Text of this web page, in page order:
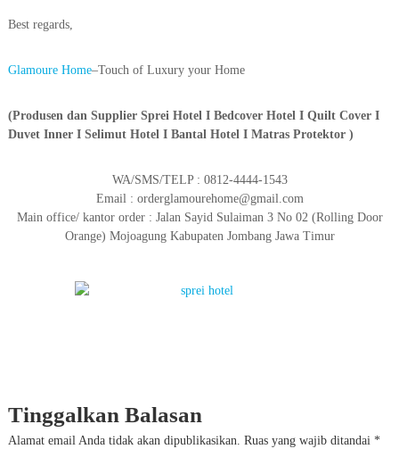
Best regards,
Glamoure Home–Touch of Luxury your Home
(Produsen dan Supplier Sprei Hotel I Bedcover Hotel I Quilt Cover I
Duvet Inner I Selimut Hotel I Bantal Hotel I Matras Protektor )
WA/SMS/TELP : 0812-4444-1543
Email : orderglamourehome@gmail.com
Main office/ kantor order : Jalan Sayid Sulaiman 3 No 02 (Rolling Door
Orange) Mojoagung Kabupaten Jombang Jawa Timur
Tinggalkan Balasan
Alamat email Anda tidak akan dipublikasikan. Ruas yang wajib ditandai *